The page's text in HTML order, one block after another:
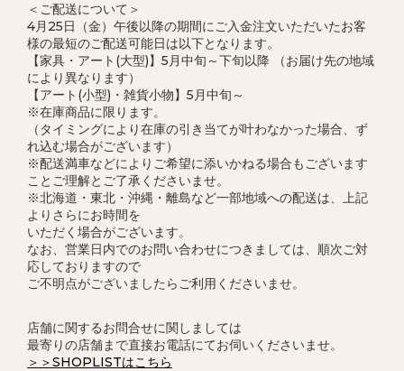
＜ご配送について＞
4月25日（金）午後以降の期間にご入金注文いただいたお客
様の最短のご配送可能日は以下となります。
【家具・アート(大型)】5月中旬～下旬以降 （お届け先の地域
により異なります）
【アート(小型)・雑貨小物】5月中旬～
※在庫商品に限ります。
（タイミングにより在庫の引き当てが叶わなかった場合、ず
れ込む場合がございます）
※配送満車などによりご希望に添いかねる場合もございます
ことご理解とご了承くださいませ。
※北海道・東北・沖縄・離島など一部地域への配送は、上記
よりさらにお時間を
いただく場合がございます。
なお、営業日内でのお問い合わせにつきましては、順次ご対
応しておりますので
ご不明点がございましたらご利用くださいませ。
店舗に関するお問合せに関しましては
最寄りの店舗まで直接お電話にてお伺いくださいませ。
＞＞SHOPLISTはこちら